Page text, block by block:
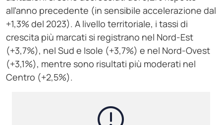
all’anno precedente (in sensibile accelerazione dal
+1,3% del 2023). A livello territoriale, i tassi di
crescita più marcati si registrano nel Nord-Est
(+3,7%), nel Sud e Isole (+3,7%) e nel Nord-Ovest
(+3,1%), mentre sono risultati più moderati nel
Centro (+2,5%).